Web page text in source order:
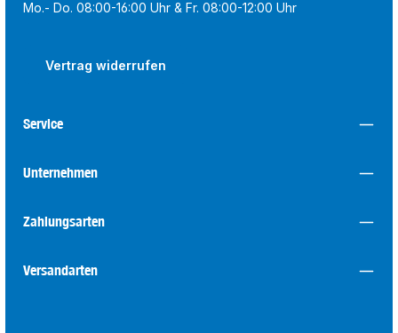
Mo.- Do. 08:00-16:00 Uhr & Fr. 08:00-12:00 Uhr
Vertrag widerrufen
Service
Unternehmen
Zahlungsarten
Versandarten